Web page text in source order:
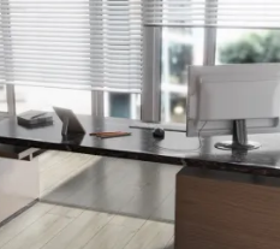
1500х200х6 (SPC вінілова підлога)
P2001 SPC WOOD
LOREDO 6 мм 1500х200х6
(SPC вінілова підлога)
Виробник: